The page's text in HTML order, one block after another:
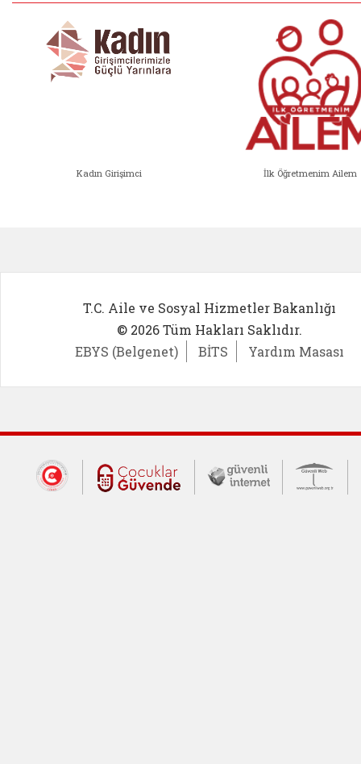
Kadın Girişimci İlk Öğretmenim Ailem
T.C. Aile ve Sosyal Hizmetler Bakanlığı
© 2026 Tüm Hakları Saklıdır.
EBYS (Belgenet)
BİTS Yardım Masası
Dış Bağlantılar
Cumhurbaşkanlığı İletişim Merkezi
Çocuklar Güvende (yeni
Güvenli